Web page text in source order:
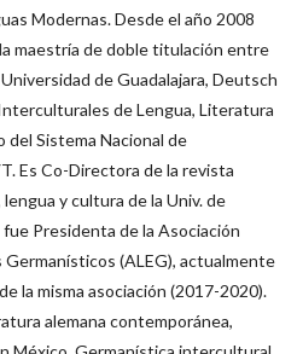
Modernas. Desde el año 2008
maestría de doble titulación entre
de Guadalajara, Deutsch
de Lengua, Literatura
del Sistema Nacional de
Es Co-Directora de la revista
y cultura de la Univ. de
Presidenta de la Asociación
(ALEG), actualmente
la misma asociación (2017-2020).
alemana contemporánea,